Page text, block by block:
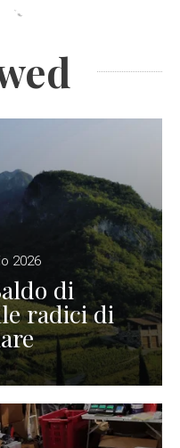
2026
di
radici di